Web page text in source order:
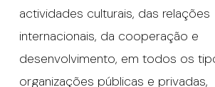
actividades culturais, das relações
internacionais, da cooperação e
desenvolvimento, em todos os
organizações públicas e privadas,